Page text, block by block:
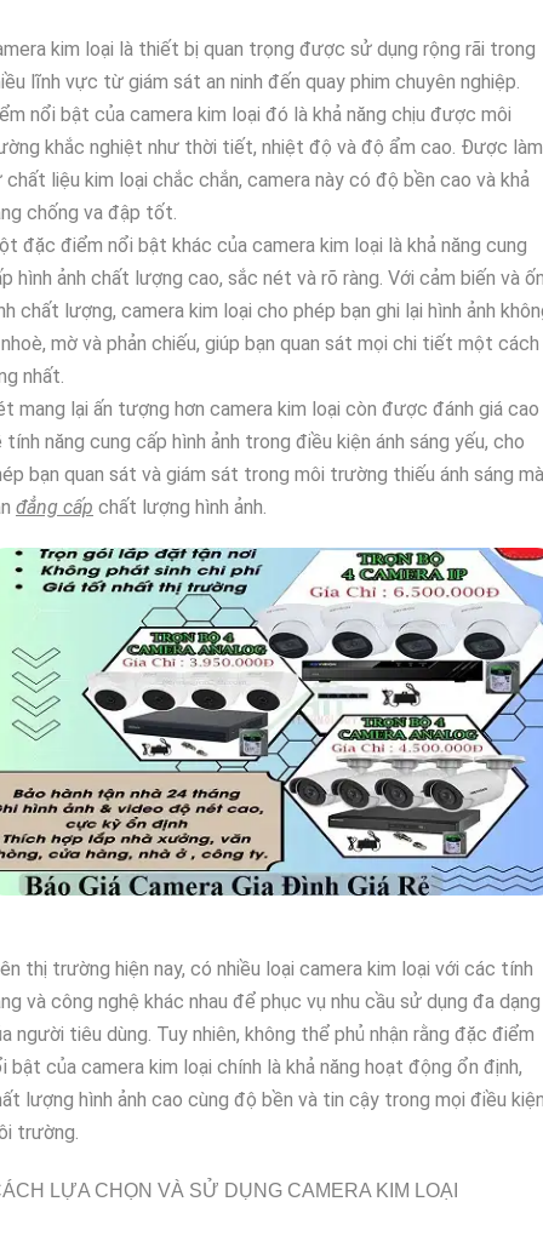
kim loại là thiết bị quan trọng được sử dụng rộng rãi trong
lĩnh vực từ giám sát an ninh đến quay phim chuyên nghiệp.
nổi bật của camera kim loại đó là khả năng chịu được môi
khắc nghiệt như thời tiết, nhiệt độ và độ ẩm cao. Được làm
liệu kim loại chắc chắn, camera này có độ bền cao và khả
chống va đập tốt.
đặc điểm nổi bật khác của camera kim loại là khả năng cung
hình ảnh chất lượng cao, sắc nét và rõ ràng. Với cảm biến và
chất lượng, camera kim loại cho phép bạn ghi lại hình ảnh
mờ và phản chiếu, giúp bạn quan sát mọi chi tiết một
nhất.
mang lại ấn tượng hơn camera kim loại còn được đánh giá cao
tính năng cung cấp hình ảnh trong điều kiện ánh sáng yếu, cho
bạn quan sát và giám sát trong môi trường thiếu ánh sáng mà
đẳng cấp chất lượng hình ảnh.
thị trường hiện nay, có nhiều loại camera kim loại với các tính
và công nghệ khác nhau để phục vụ nhu cầu sử dụng đa dạng
người tiêu dùng. Tuy nhiên, không thể phủ nhận rằng đặc điểm
bật của camera kim loại chính là khả năng hoạt động ổn định,
lượng hình ảnh cao cùng độ bền và tin cậy trong mọi điều
trường.
LỰA CHỌN VÀ SỬ DỤNG CAMERA KIM LOẠI